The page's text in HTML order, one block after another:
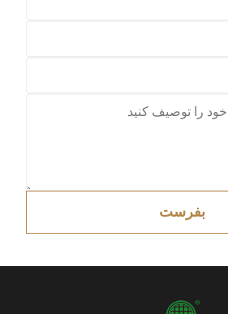
بفرست